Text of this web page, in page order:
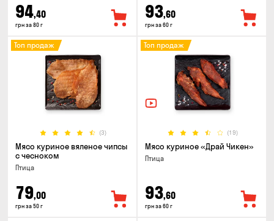
94,40
грн за 80 г
93,60
грн за 60 г
(3)
Топ продаж
Мясо куриное вяленое чипсы
с чесноком
Птица
79,00
грн за 50 г
(19)
Топ продаж
Мясо куриное «Драй Чикен»
Птица
93,60
грн за 60 г